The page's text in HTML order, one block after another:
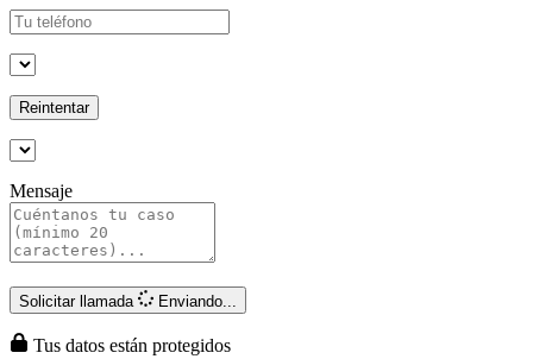
Reintentar
Mensaje
Solicitar llamada Enviando...
Tus datos están protegidos